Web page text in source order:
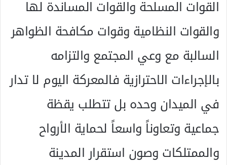
القوات المسلحة والقوات المساندة لها
والقوات النظامية وقوات مكافحة الظواهر
السالبة مع وعي المجتمع والتزامه
بالإجراءات الاحترازية فالمعركة اليوم لا تدار
في الميدان وحده بل تتطلب يقظة
جماعية وتعاوناً واسعاً لحماية الأرواح
والممتلكات وصون استقرار المدينة